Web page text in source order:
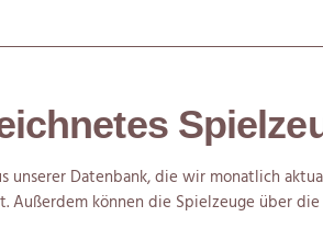
unserer Datenbank, die wir monatlich
können die Spielzeuge über